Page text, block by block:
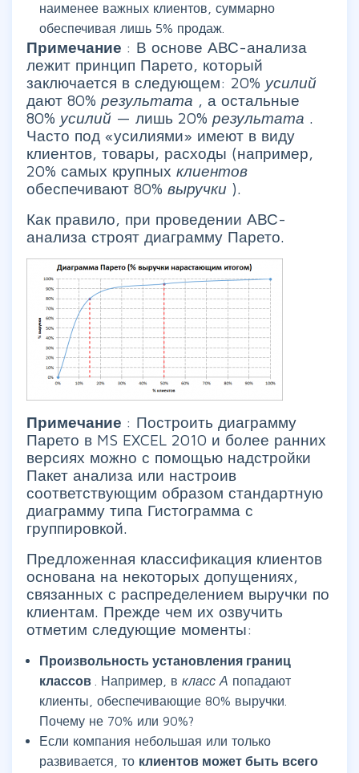
наименее важных клиентов, суммарно
обеспечивая лишь 5% продаж.
Примечание : В основе АВС-анализа
лежит принцип Парето, который
заключается в следующем: 20% усилий
дают 80% результата , а остальные
80% усилий — лишь 20% результата .
Часто под «усилиями» имеют в виду
клиентов, товары, расходы (например,
20% самых крупных клиентов
обеспечивают 80% выручки ).
Как правило, при проведении АВС-
анализа строят диаграмму Парето.
Примечание : Построить диаграмму
Парето в MS EXCEL 2010 и более ранних
версиях можно с помощью надстройки
Пакет анализа или настроив
соответствующим образом стандартную
диаграмму типа Гистограмма с
группировкой.
Предложенная классификация клиентов
основана на некоторых допущениях,
связанных с распределением выручки по
клиентам. Прежде чем их озвучить
отметим следующие моменты:
Произвольность установления границ
классов
. Например, в класс А попадают
клиенты, обеспечивающие 80% выручки.
Почему не 70% или 90%?
Если компания небольшая или только
развивается, то клиентов может быть всего